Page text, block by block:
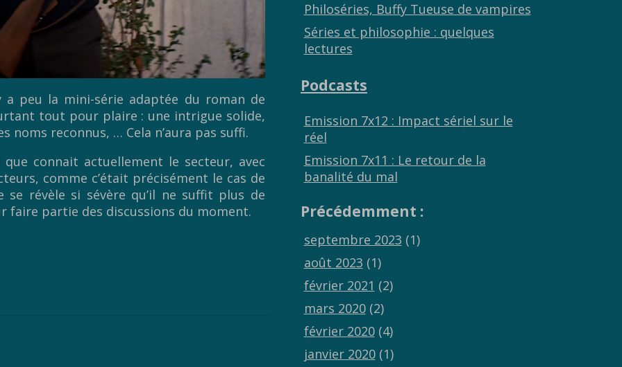
peu la mini-série adaptée du roman de
tout pour plaire : une intrigue solide,
noms reconnus, … Cela n’aura pas suffi.
que connait actuellement le secteur, avec
comme c’était précisément le cas de
se révèle si sévère qu’il ne suffit plus de
partie des discussions du moment.
Philoséries, Buffy Tueuse de vampires
Séries et philosophie : quelques
lectures
Podcasts
Emission 7x12 : Impact sériel sur le
réel
Emission 7x11 : Le retour de la
banalité du mal
Précédemment :
septembre 2023 (1)
août 2023 (1)
février 2021 (2)
mars 2020(2)
février 2020(4)
janvier 2020(1)